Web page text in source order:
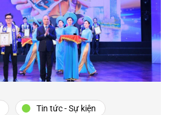
Tin tức - Sự kiện